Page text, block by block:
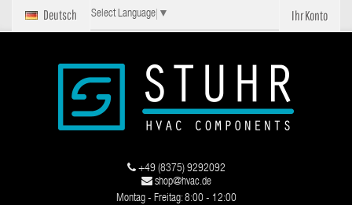
Ihr Konto
Deutsch Select Language ▼
+49 (8375) 9292092
shop@hvac.de
Montag - Freitag: 8:00 - 12:00